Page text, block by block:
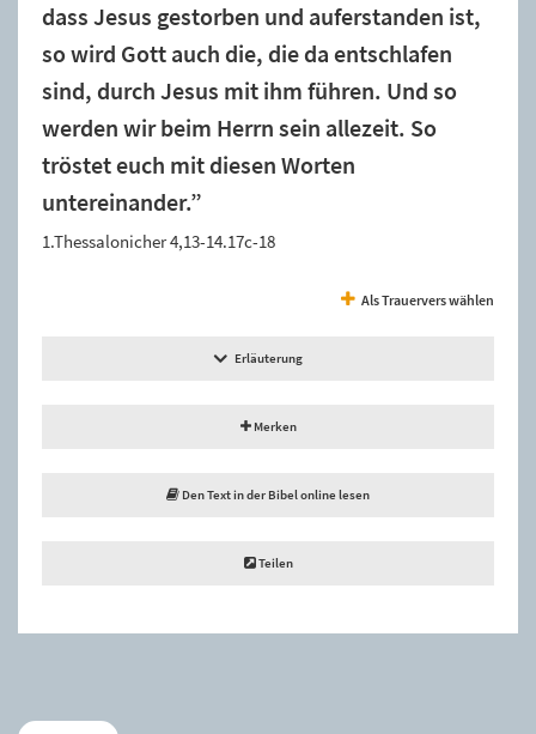
dass Jesus gestorben und auferstanden ist,
so wird Gott auch die, die da entschlafen
sind, durch Jesus mit ihm führen. Und so
werden wir beim Herrn sein allezeit. So
tröstet euch mit diesen Worten
untereinander.”
1.Thessalonicher 4,13-14.17c-18
Als Trauervers wählen
Erläuterung
Merken
Den Text in der Bibel online lesen
Teilen